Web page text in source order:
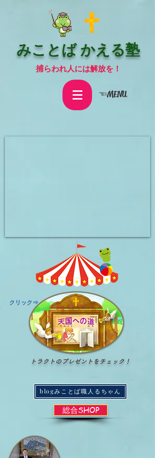
みことば かえる塾
捕らわれ人には解放を！
☜MENU
​クリック⇒
トラクトのプレゼントをチェック！
blogみことば職人るちゃん
総合SHOP